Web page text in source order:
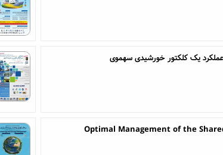
عملکرد یک کلکتور خورشیدی سهموی
Optimal Management of the